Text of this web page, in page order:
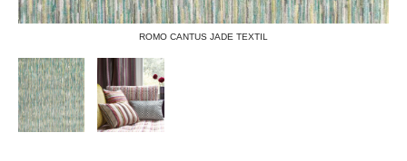
ROMO CANTUS JADE TEXTIL